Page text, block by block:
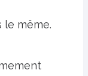
le même.